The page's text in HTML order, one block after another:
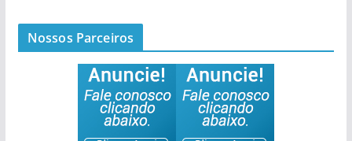
Nossos Parceiros